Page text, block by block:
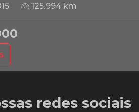
125.994 km
redes sociais